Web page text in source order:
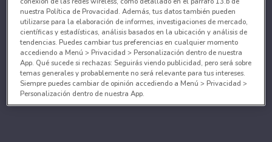
nuestra Política de Provacidad. Además, tus datos también pueden
utilizarse para la elaboración de informes, investigaciones de mercado,
científicas y estadísticas, análisis basados en la ubicación y análisis de
tendencias. Puedes cambiar tus preferencias en cualquier momento
accediendo a Menú > Privacidad > Personalización dentro de nuestra
App. Qué sucede si rechazas: Seguirás viendo publicidad, pero será sobre
temas generales y probablemente no será relevante para tus intereses.
Siempre puedes cambiar de opinión accediendo a Menú > Privacidad >
Personalización dentro de nuestra App.